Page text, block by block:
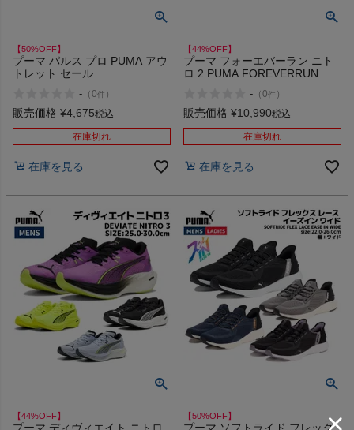
【50%OFF】
プーマ パルス プロ PUMA アウ
トレット セール
- （0件 ）
販売価格 ¥4,675税込
在庫切れ
在庫を見る
【44%OFF】
プーマ フォーエバーラン ニト
ロ 2 PUMA FOREVERRUN
- （0件 ）
販売価格 ¥10,990税込
在庫切れ
在庫を見る
【44%OFF】 【50%OFF】